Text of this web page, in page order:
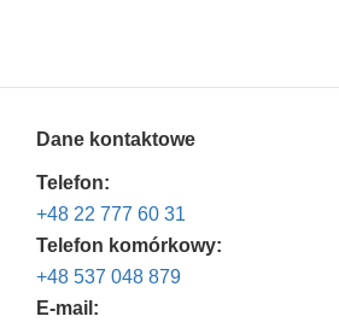
Dane kontaktowe
Telefon:
+48 22 777 60 31
Telefon komórkowy:
+48 537 048 879
E-mail: